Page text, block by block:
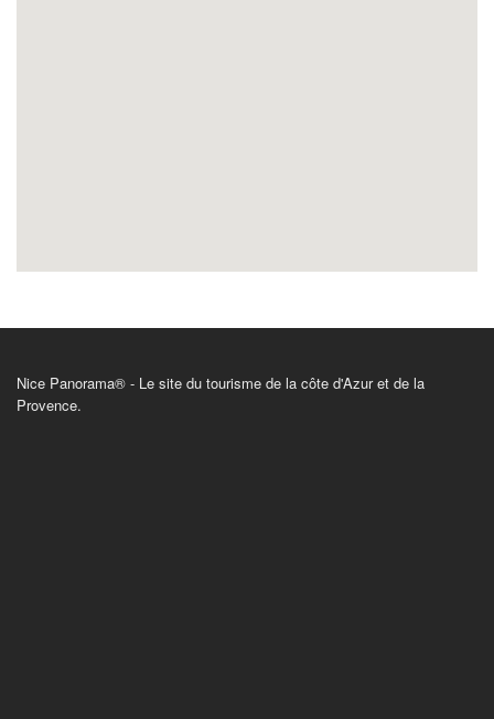
Nice Panorama® - Le site du tourisme de la côte d'Azur et de la
Provence.